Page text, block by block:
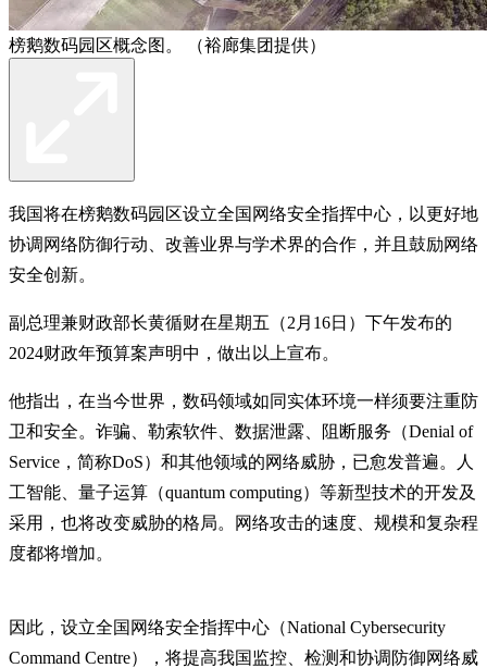
榜鹅数码园区概念图。 （裕廊集团提供）
我国将在榜鹅数码园区设立全国网络安全指挥中心，以更好地
协调网络防御行动、改善业界与学术界的合作，并且鼓励网络
安全创新。
副总理兼财政部长黄循财在星期五（2月16日）下午发布的
2024财政年预算案声明中，做出以上宣布。
他指出，在当今世界，数码领域如同实体环境一样须要注重防
卫和安全。诈骗、勒索软件、数据泄露、阻断服务（Denial of
Service，简称DoS）和其他领域的网络威胁，已愈发普遍。人
工智能、量子运算（quantum computing）等新型技术的开发及
采用，也将改变威胁的格局。网络攻击的速度、规模和复杂程
度都将增加。
因此，设立全国网络安全指挥中心（National Cybersecurity
Command Centre），将提高我国监控、检测和协调防御网络威